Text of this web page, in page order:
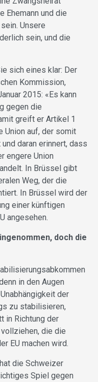
Ehemann und die
Unsere
sein, und die
sich eines klar: Der
Kommission,
2015: «Es kann
gegen die
greift er Artikel 1
Union auf, der somit
daran erinnert, dass
engere Union
In Brüssel gibt
Weg, der die
In Brüssel wird der
einer künftigen
angesehen.
doch die
in den Augen
der
zu stabilisieren,
in Richtung der
die die
EU machen wird.
die Schweizer
Spiel gegen